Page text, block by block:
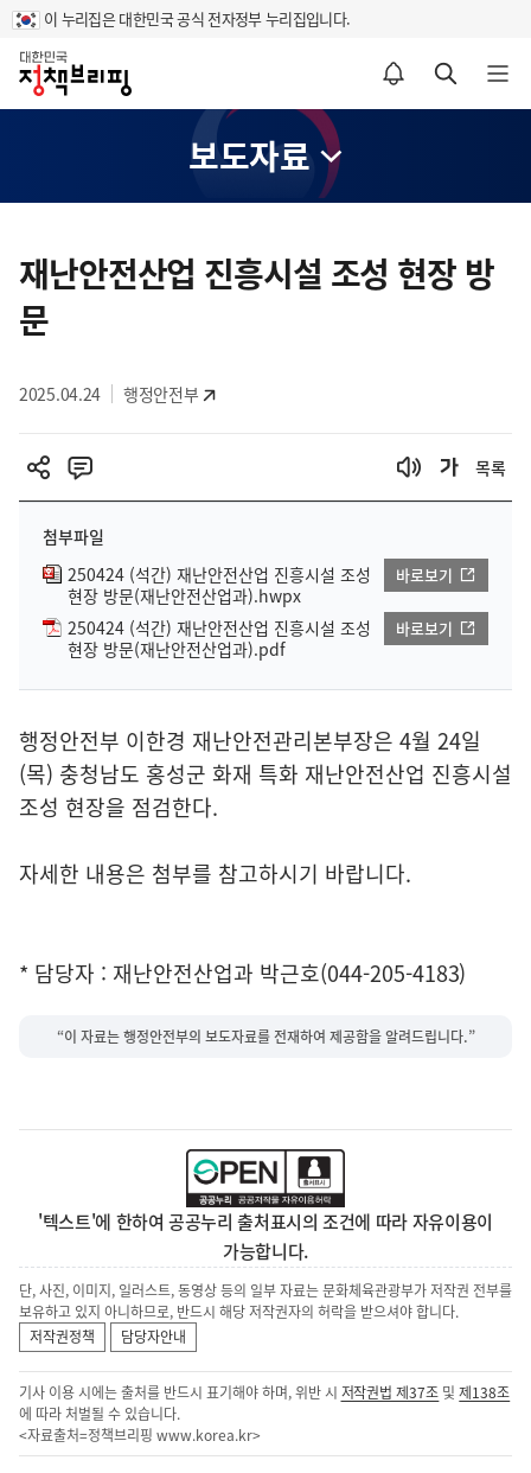
이 누리집은 대한민국 공식 전자정부 누리집입니다.
홈
알림설정 바로가기 검색 바로가기 메뉴 열기
보도자료
텐
츠
영
재난안전산업 진흥시설 조성 현장 방
문
2025.04.24 행정안전부
목록
첨부파일
250424 (석간) 재난안전산업 진흥시설 조성
현장 방문(재난안전산업과).hwpx
바로보기
250424 (석간) 재난안전산업 진흥시설 조성
현장 방문(재난안전산업과).pdf
바로보기
행정안전부 이한경 재난안전관리본부장은 4월 24일
(목) 충청남도 홍성군 화재 특화 재난안전산업 진흥시설
조성 현장을 점검한다.
자세한 내용은 첨부를 참고하시기 바랍니다.
* 담당자 : 재난안전산업과 박근호(044-205-4183)
“이 자료는 행정안전부의 보도자료를 전재하여 제공함을 알려드립니다.”
'텍스트'에 한하여 공공누리 출처표시의 조건에 따라 자유이용이
가능합니다.
단, 사진, 이미지, 일러스트, 동영상 등의 일부 자료는 문화체육관광부가 저작권 전부를
보유하고 있지 아니하므로, 반드시 해당 저작권자의 허락을 받으셔야 합니다.
저작권정책
담당자안내
기사 이용 시에는 출처를 반드시 표기해야 하며, 위반 시 저작권법 제37조 및제138조
에 따라 처벌될 수 있습니다.
<자료출처=정책브리핑 www.korea.kr>